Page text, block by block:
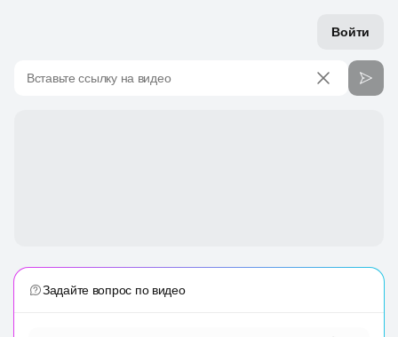
Войти
Вставьте ссылку на видео
Задайте вопрос по видео